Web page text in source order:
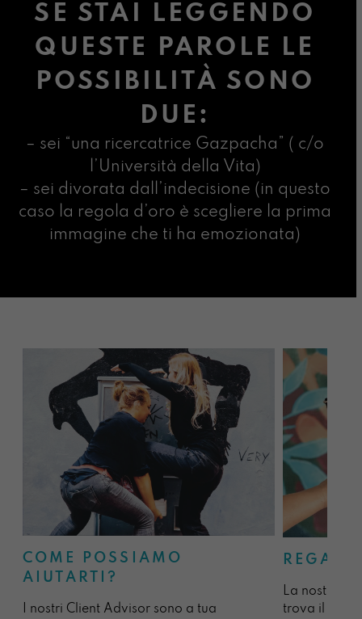
SE STAI LEGGENDO
QUESTE PAROLE LE
POSSIBILITÀ SONO
DUE:
– sei “una ricercatrice Gazpacha” ( c/o
l’Università della Vita)
– sei divorata dall’indecisione (in questo
caso la regola d’oro è scegliere la prima
immagine che ti ha emozionata)
COME POSSIAMO
AIUTARTI?
I nostri Client Advisor sono a tua
La nostra
trova il